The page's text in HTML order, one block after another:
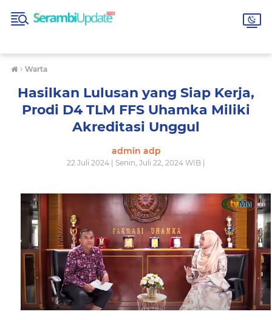
› Warta
Hasilkan Lulusan yang Siap Kerja,
Prodi D4 TLM FFS Uhamka Miliki
Akreditasi Unggul
admin adp
22 Juli 2024 | Senin, Juli 22, 2024 WIB |